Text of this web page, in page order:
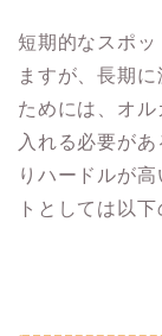
短期的なスポ
ますが、長期
ためには、オ
入れる必要が
りハードルが
トとしては以